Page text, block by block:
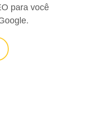
para você